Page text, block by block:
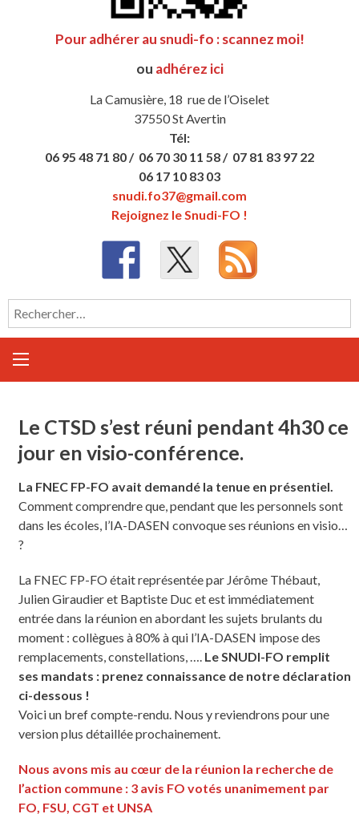
Pour adhérer au snudi-fo : scannez moi!
ou adhérez ici
La Camusière, 18 rue de l’Oiselet
37550 St Avertin
Tél:
06 95 48 71 80 / 06 70 30 11 58 / 07 81 83 97 22
06 17 10 83 03
snudi.fo37@gmail.com
Rejoignez le Snudi-FO !
Rechercher :
Le CTSD s’est réuni pendant 4h30 ce
jour en visio-conférence.
La FNEC FP-FO avait demandé la tenue en présentiel.
Comment comprendre que, pendant que les personnels sont
dans les écoles, l’IA-DASEN convoque ses réunions en visio…
?
La FNEC FP-FO était représentée par Jérôme Thébaut,
Julien Giraudier et Baptiste Duc et est immédiatement
entrée dans la réunion en abordant les sujets brulants du
moment : collègues à 80% à qui l’IA-DASEN impose des
remplacements, constellations, …. Le SNUDI-FO remplit
ses mandats : prenez connaissance de notre déclaration
ci-dessous !
Voici un bref compte-rendu. Nous y reviendrons pour une
version plus détaillée prochainement.
Nous avons mis au cœur de la réunion la recherche de
l’action commune : 3 avis FO votés unanimement par
FO, FSU, CGT et UNSA